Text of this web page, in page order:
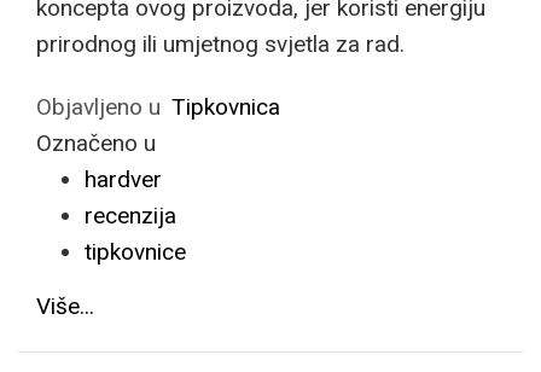
koncepta ovog proizvoda, jer koristi energiju
prirodnog ili umjetnog svjetla za rad.
Objavljeno u Tipkovnica
Označeno u
hardver
recenzija
tipkovnice
Više...